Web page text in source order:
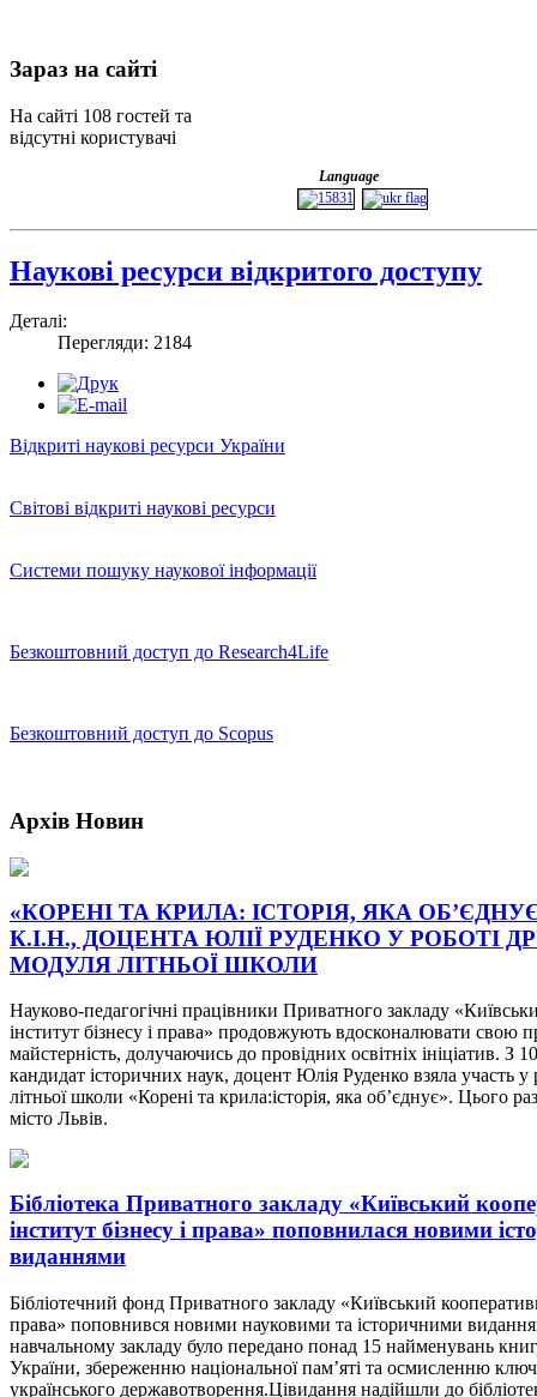
Зараз на сайті
На сайті 108 гостей та
відсутні користувачі
Language
Наукові ресурси відкритого доступу
Деталі:
Перегляди: 2184
Відкриті наукові ресурси України
Світові відкриті наукові ресурси
Системи пошуку наукової інформації
Безкоштовний доступ до Research4Life
Безкоштовний доступ до Scopus
Архів Новин
«КОРЕНІ ТА КРИЛА: ІСТОРІЯ, ЯКА
К.І.Н., ДОЦЕНТА ЮЛІЇ РУДЕНКО У РОБОТІ
МОДУЛЯ ЛІТНЬОЇ ШКОЛИ
Науково-педагогічні працівники Приватного закладу
інститут бізнесу і права» продовжують вдосконалювати свою
майстерність, долучаючись до провідних освітніх ініціатив. З
кандидат історичних наук, доцент Юлія Руденко взяла участь у
літньої школи «Корені та крила:історія, яка об’єднує». Цього
місто Львів.
Бібліотека Приватного закладу «Київський
інститут бізнесу і права» поповнилася новими
виданнями
Бібліотечний фонд Приватного закладу «Київський
права» поповнився новими науковими та історичними
навчальному закладу було передано понад 15 найменувань
України, збереженню національної пам’яті та осмисленню
українського державотворення.Цівидання надійшли до